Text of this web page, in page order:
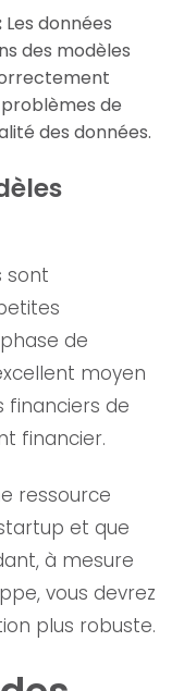
Les données
des modèles
de
des données.
sont
de
moyen
financiers de
financier.
ressource
et que
à mesure
vous devrez
plus robuste.